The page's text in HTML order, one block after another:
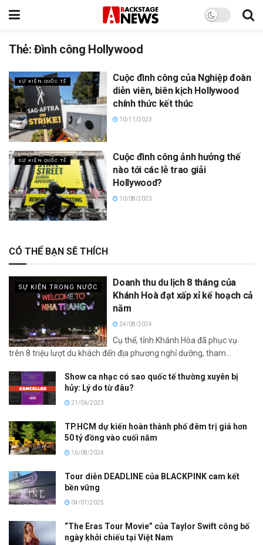
Thẻ:Đình công Hollywood
SỰ KIỆN QUỐC TẾ
Cuộc đình công của Nghiệp đoàn
diễn viên, biên kịch Hollywood
chính thức kết thúc
10/11/2023
SỰ KIỆN QUỐC TẾ
Cuộc đình công ảnh hưởng thế
nào tới các lễ trao giải
Hollywood?
10/08/2023
CÓ THỂ BẠN SẼ THÍCH
SỰ KIỆN TRONG NƯỚC
Doanh thu du lịch 8 tháng của
Khánh Hoà đạt xấp xỉ kế hoạch cả
năm
24/08/2024
Cụ thể, tỉnh Khánh Hòa đã phục vụ
trên 8 triệu lượt du khách đến địa phương nghỉ dưỡng, tham...
Show ca nhạc có sao quốc tế thường xuyên bị
hủy: Lý do từ đâu?
21/06/2023
TP.HCM dự kiến hoàn thành phố đêm trị giá hơn
50 tỷ đồng vào cuối năm
16/08/2024
Tour diễn DEADLINE của BLACKPINK cam kết
bền vững
04/07/2025
“The Eras Tour Movie” của Taylor Swift công bố
ngày khởi chiếu tại Việt Nam